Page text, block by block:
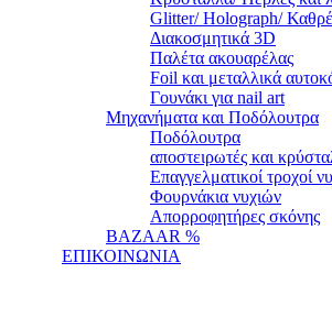
Glitter/ Holograph/
Διακοσμητικά 3D
Παλέτα ακουαρέλας
Foil και μεταλλικά
Γουνάκι για nail art
Μηχανήματα και Ποδόλουτρα
Ποδόλουτρα
αποστειρωτές και
Επαγγελματικοί τροχοί
Φουρνάκια νυχιών
Απορροφητήρες σκόνης
BAZAAR %
ΕΠΙΚΟΙΝΩΝΙΑ